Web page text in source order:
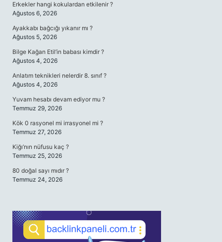
Erkekler hangi kokulardan etkilenir ?
Ağustos 6, 2026
Ayakkabı bağcığı yıkanır mı ?
Ağustos 5, 2026
Bilge Kağan Etil’in babası kimdir ?
Ağustos 4, 2026
Anlatım teknikleri nelerdir 8. sınıf ?
Ağustos 4, 2026
Yuvam hesabı devam ediyor mu ?
Temmuz 29, 2026
Kök 0 rasyonel mi irrasyonel mi ?
Temmuz 27, 2026
Kiğı’nın nüfusu kaç ?
Temmuz 25, 2026
80 doğal sayı mıdır ?
Temmuz 24, 2026